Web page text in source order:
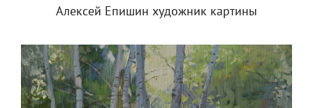
Алексей Епишин художник картины